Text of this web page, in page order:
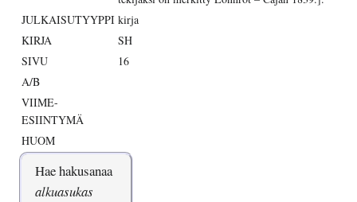
JULKAISUTYYPPI kirja
KIRJA
SH
SIVU
16
A/B
VIIME-
ESIINTYMÄ
HUOM
Hae hakusanaa
alkuasukas